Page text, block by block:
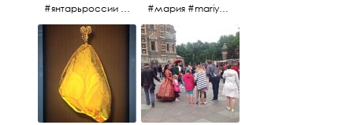
#янтарьроссии #янтарь #мария #mariya #янтарьроссии